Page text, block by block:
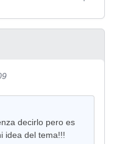
decirlo pero es
idea del tema!!!